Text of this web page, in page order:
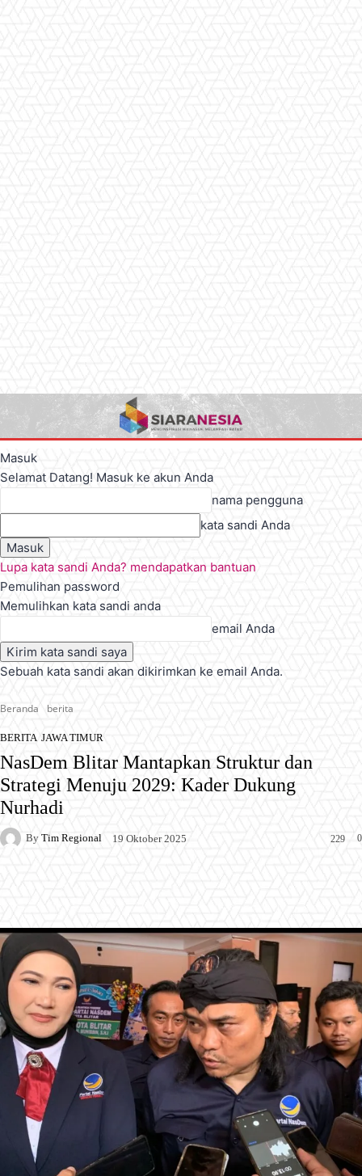
Masuk
Selamat Datang! Masuk ke akun Anda
nama pengguna
kata sandi Anda
Lupa kata sandi Anda? mendapatkan bantuan
Pemulihan password
Memulihkan kata sandi anda
email Anda
Sebuah kata sandi akan dikirimkan ke email Anda.
Beranda berita
BERITA JAWA TIMUR
NasDem Blitar Mantapkan Struktur dan
Strategi Menuju 2029: Kader Dukung
Nurhadi
By Tim Regional 19 Oktober 2025 0
229